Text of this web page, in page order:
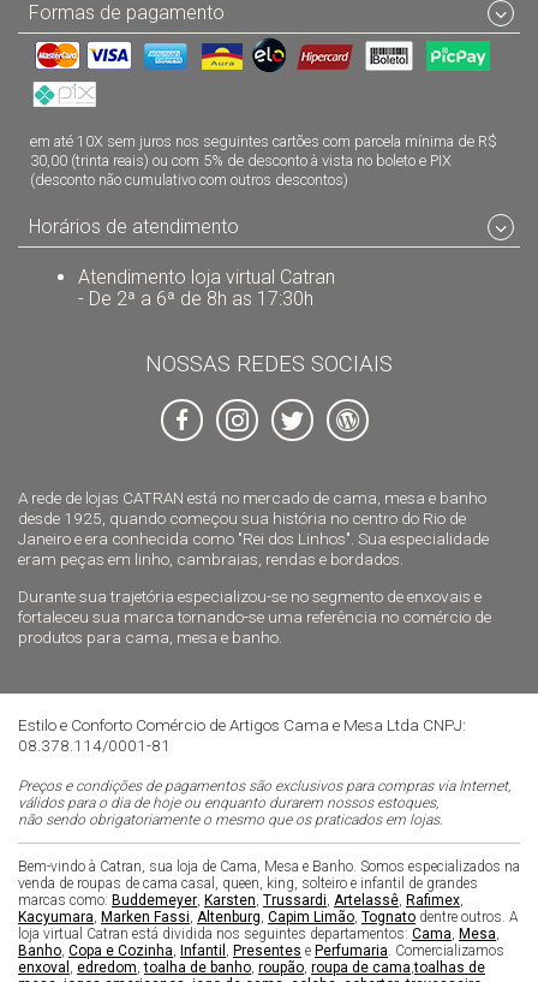
A rede de lojas CATRAN está no mercado de cama, mesa e banho
desde 1925, quando começou sua história no centro do Rio de
Janeiro e era conhecida como "Rei dos Linhos". Sua especialidade
eram peças em linho, cambraias, rendas e bordados.
Durante sua trajetória especializou-se no segmento de enxovais e
fortaleceu sua marca tornando-se uma referência no comércio de
produtos para cama, mesa e banho.
Formas de pagamento
em até 10X sem juros nos seguintes cartões com parcela mínima de R$
30,00 (trinta reais) ou com 5% de desconto à vista no boleto e PIX
(desconto não cumulativo com outros descontos)
Horários de atendimento
Atendimento loja virtual Catran
- De 2ª a 6ª de 8h as 17:30h
NOSSAS REDES SOCIAIS
Estilo e Conforto Comércio de Artigos Cama e Mesa Ltda CNPJ:
08.378.114/0001-81
Preços e condições de pagamentos são exclusivos para compras via Internet,
válidos para o dia de hoje ou enquanto durarem nossos estoques,
não sendo obrigatoriamente o mesmo que os praticados em lojas.
Bem-vindo à Catran, sua loja de Cama, Mesa e Banho. Somos especializados na
venda de roupas de cama casal, queen, king, solteiro e infantil de grandes
marcas como: Buddemeyer, Karsten, Trussardi, Artelassê, Rafimex,
Kacyumara, Marken Fassi, Altenburg, Capim Limão, Tognato dentre outros. A
loja virtual Catran está dividida nos seguintes departamentos: Cama, Mesa,
Banho, Copa e Cozinha, Infantil , Presentes e Perfumaria. Comercializamos
enxoval , edredom,toalha de banho, roupão, roupa de cama,toalhas de